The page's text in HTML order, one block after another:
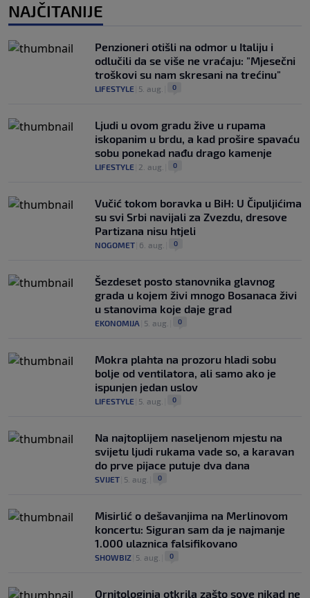
NAJČITANIJE
Penzioneri otišli na odmor u Italiju i
odlučili da se više ne vraćaju: "Mjesečni
troškovi su nam skresani na trećinu"
LIFESTYLE 5. aug. 0
Ljudi u ovom gradu žive u rupama
iskopanim u brdu, a kad prošire spavaću
sobu ponekad nađu drago kamenje
LIFESTYLE 2. aug. 0
Vučić tokom boravka u BiH: U Čipuljićima
su svi Srbi navijali za Zvezdu, dresove
Partizana nisu htjeli
NOGOMET 6. aug. 0
Šezdeset posto stanovnika glavnog
grada u kojem živi mnogo Bosanaca živi
u stanovima koje daje grad
EKONOMIJA 5. aug. 0
Mokra plahta na prozoru hladi sobu
bolje od ventilatora, ali samo ako je
ispunjen jedan uslov
LIFESTYLE 5. aug. 0
Na najtoplijem naseljenom mjestu na
svijetu ljudi rukama vade so, a karavan
do prve pijace putuje dva dana
SVIJET 5. aug. 0
Misirlić o dešavanjima na Merlinovom
koncertu: Siguran sam da je najmanje
1.000 ulaznica falsifikovano
SHOWBIZ 5. aug. 0
Ornitologinja otkrila zašto sove nikad ne